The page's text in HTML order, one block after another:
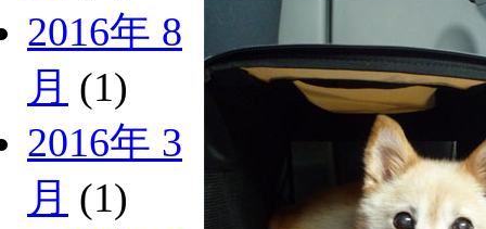
2016年 8
月 (1)
2016年 3
月 (1)